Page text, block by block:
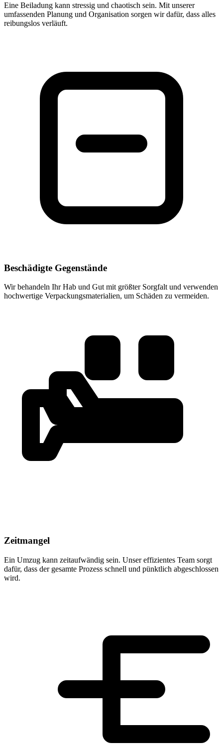
Eine Beiladung kann stressig und chaotisch sein. Mit unserer
umfassenden Planung und Organisation sorgen wir dafür, dass alles
reibungslos verläuft.
Beschädigte Gegenstände
Wir behandeln Ihr Hab und Gut mit größter Sorgfalt und verwenden
hochwertige Verpackungsmaterialien, um Schäden zu vermeiden.
Zeitmangel
Ein Umzug kann zeitaufwändig sein. Unser effizientes Team sorgt
dafür, dass der gesamte Prozess schnell und pünktlich abgeschlossen
wird.